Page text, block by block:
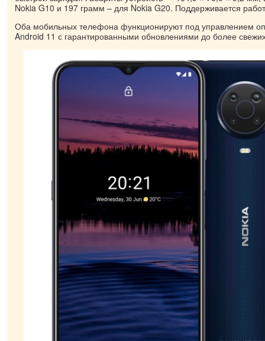
Nokia G10 и 197 грамм – для Nokia G20. Поддерживается
Оба мобильных телефона функционируют под управлением
Android 11 с гарантированными обновлениями до более